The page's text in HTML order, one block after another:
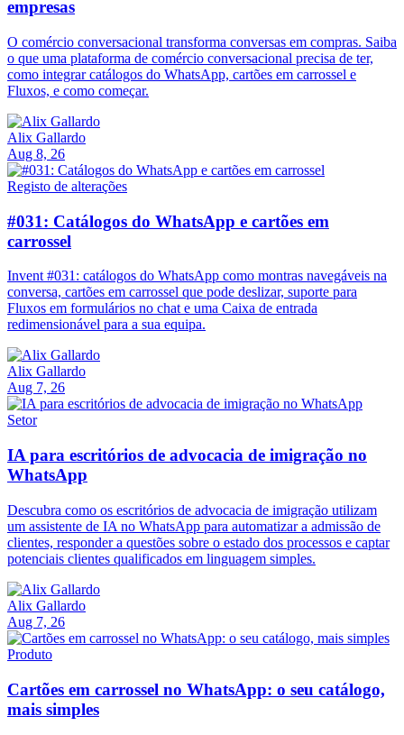
empresas
O comércio conversacional transforma conversas em compras. Saiba
o que uma plataforma de comércio conversacional precisa de ter,
como integrar catálogos do WhatsApp, cartões em carrossel e
Fluxos, e como começar.
Alix Gallardo
Aug 8, 26
Registo de alterações
#031: Catálogos do WhatsApp e cartões em
carrossel
Invent #031: catálogos do WhatsApp como montras navegáveis na
conversa, cartões em carrossel que pode deslizar, suporte para
Fluxos em formulários no chat e uma Caixa de entrada
redimensionável para a sua equipa.
Alix Gallardo
Aug 7, 26
Setor
IA para escritórios de advocacia de imigração no
WhatsApp
Descubra como os escritórios de advocacia de imigração utilizam
um assistente de IA no WhatsApp para automatizar a admissão de
clientes, responder a questões sobre o estado dos processos e captar
potenciais clientes qualificados em linguagem simples.
Alix Gallardo
Aug 7, 26
Produto
Cartões em carrossel no WhatsApp: o seu catálogo,
mais simples